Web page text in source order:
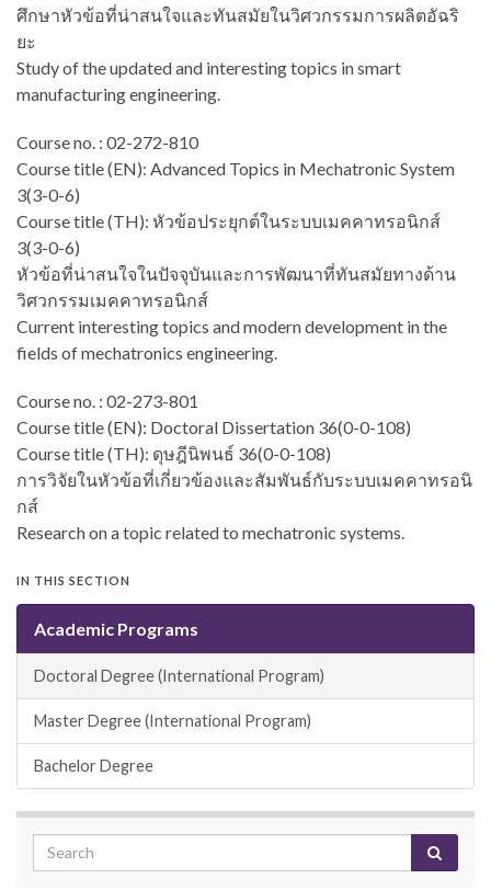
ศึกษาหัวข้อที่น่าสนใจและทันสมัยในวิศวกรรมการผลิตอัฉริ
ยะ
Study of the updated and interesting topics in smart
manufacturing engineering.
Course no. : 02-272-810
Course title (EN): Advanced Topics in Mechatronic System
3(3-0-6)
Course title (TH): หัวข้อประยุกต์ในระบบเมคคาทรอนิกส์
3(3-0-6)
หัวข้อที่น่าสนใจในปัจจุบันและการพัฒนาที่ทันสมัยทางด้าน
วิศวกรรมเมคคาทรอนิกส์
Current interesting topics and modern development in the
fields of mechatronics engineering.
Course no. : 02-273-801
Course title (EN): Doctoral Dissertation 36(0-0-108)
Course title (TH): ดุษฎีนิพนธ์ 36(0-0-108)
การวิจัยในหัวข้อที่เกี่ยวข้องและสัมพันธ์กับระบบเมคคาทรอนิ
กส์
Research on a topic related to mechatronic systems.
IN THIS SECTION
Academic Programs
Doctoral Degree (International Program)
Master Degree (International Program)
Bachelor Degree